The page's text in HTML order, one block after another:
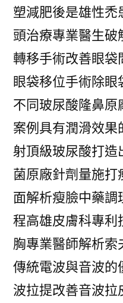
塑減肥後是雄性禿
頭治療專業醫生破
轉移手術改善眼袋
眼袋移位手術除眼
不同玻尿酸隆鼻原
案例具有潤滑效果
射頂級玻尿酸打造
菌原廠針劑量施打
面解析瘦臉中藥
程高雄皮膚科專利
胸專業醫師解析索
傳統電波與音波的
波拉提改善音波